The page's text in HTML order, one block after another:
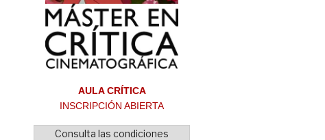
AULA CRÍTICA
INSCRIPCIÓN ABIERTA
Consulta las condiciones